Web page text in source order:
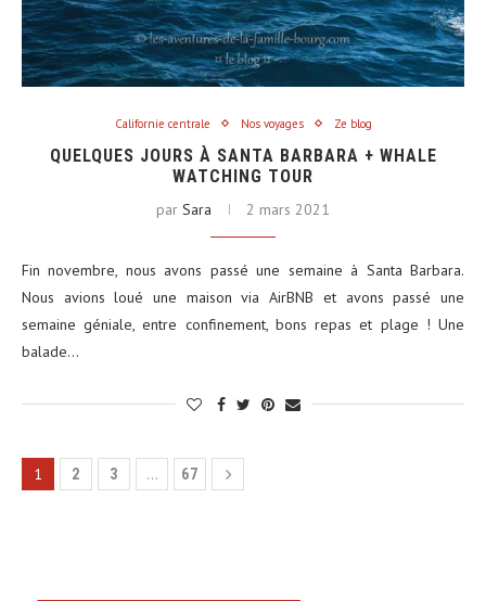
Californie centrale Nos voyages Ze blog
QUELQUES JOURS À SANTA BARBARA + WHALE
WATCHING TOUR
par Sara 2 mars 2021
Fin novembre, nous avons passé une semaine à Santa Barbara.
Nous avions loué une maison via AirBNB et avons passé une
semaine géniale, entre confinement, bons repas et plage ! Une
balade…
1 2 3 … 67